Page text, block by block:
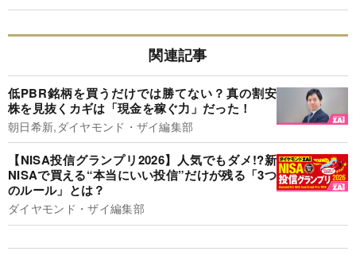
関連記事
低PBR銘柄を買うだけでは勝てない？真の割安
株を見抜くカギは「現金を稼ぐ力」だった！
朝日希新,ダイヤモンド・ザイ編集部
【NISA投信グランプリ2026】人気でもダメ!?新
NISAで買える“本当にいい投信”だけが残る「3つ
のルール」とは？
ダイヤモンド・ザイ編集部